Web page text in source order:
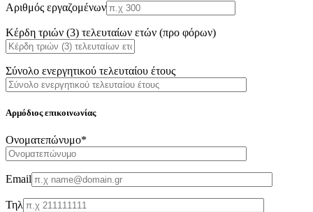
Αριθμός εργαζομένων
Κέρδη τριών (3) τελευταίων ετών (προ φόρων)
Σύνολο ενεργητικού τελευταίου έτους
Αρμόδιος επικοινωνίας
Oνοματεπώνυμο*
Email
Τηλ